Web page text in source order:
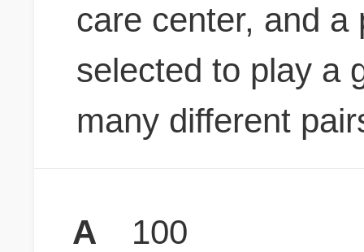
care center, and a
selected to play a
many different
A 100